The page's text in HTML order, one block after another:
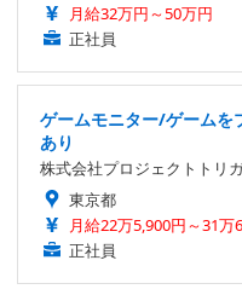
月給32万円～50万円
正社員
ゲームモニター/ゲームを
あり
株式会社プロジェクトトリ
東京都
月給22万5,900円～31万
正社員